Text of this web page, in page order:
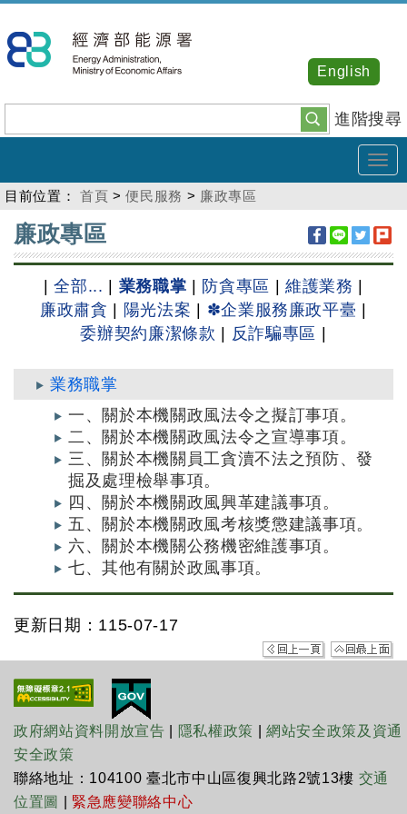
到
主
內
容
進階搜尋
English
目前位置： 首頁 >便民服務 > 廉政專區
:::
廉政專區
|全部... 業務職掌 防貪專區 維護業務
廉政肅貪
陽光法案 ✽企業服務廉政平臺
委辦契約廉潔條款
反詐騙專區
業務職掌
一、關於本機關政風法令之擬訂事項。
二、關於本機關政風法令之宣導事項。
三、關於本機關員工貪瀆不法之預防、發
掘及處理檢舉事項。
四、關於本機關政風興革建議事項。
五、關於本機關政風考核獎懲建議事項。
六、關於本機關公務機密維護事項。
七、其他有關於政風事項。
更新日期：115-07-17
政府網站資料開放宣告 隱私權政策 |網站安全政策及資通
安全政策
聯絡地址：104100 臺北市中山區復興北路2號13樓 交通
位置圖
緊急應變聯絡中心